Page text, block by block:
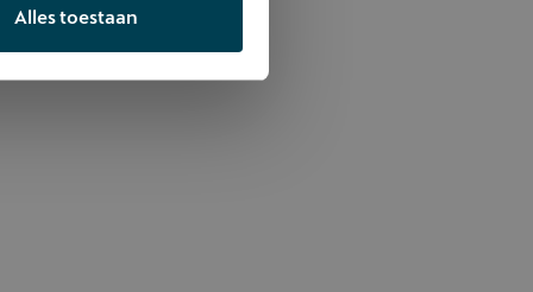
Alles toestaan